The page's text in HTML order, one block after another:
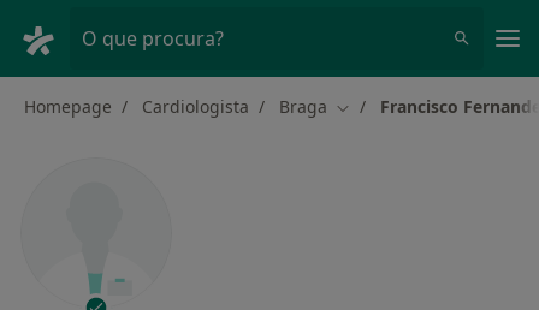
O que procura?
Homepage Cardiologista Braga Mudar de cidade
Francisco